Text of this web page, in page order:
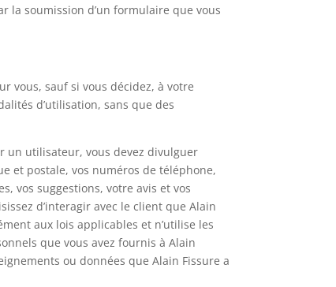
la soumission d’un formulaire que vous
vous, sauf si vous décidez, à votre
d’utilisation, sans que des
un utilisateur, vous devez divulguer
et postale, vos numéros de téléphone,
vos suggestions, votre avis et vos
d’interagir avec le client que Alain
aux lois applicables et n’utilise les
que vous avez fournis à Alain
ou données que Alain Fissure a